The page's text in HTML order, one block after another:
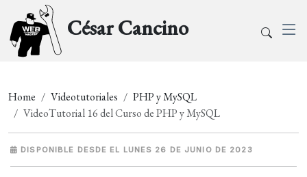
César Cancino
Home Videotutoriales
PHP y MySQL
VideoTutorial 16 del Curso de PHP y MySQL
DISPONIBLE DESDE EL LUNES 26 DE JUNIO DE 2023